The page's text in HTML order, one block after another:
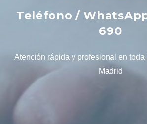
Teléfono /
690
Atención rápida y profesional en
Madrid